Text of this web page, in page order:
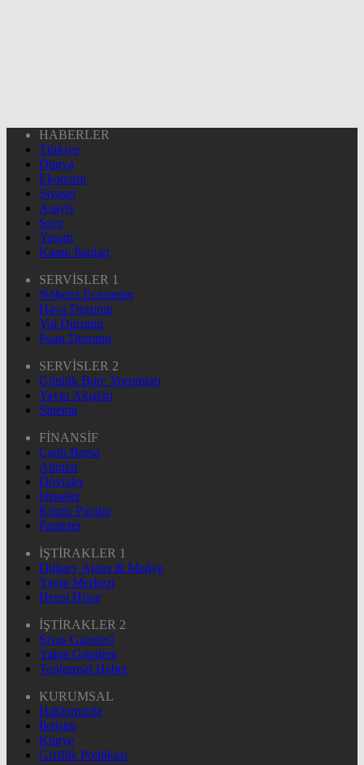
HABERLER
Türkiye
Dünya
Ekonomi
Siyaset
Asayiş
Spor
Yaşam
Kamu İlanları
SERVİSLER 1
Nöbetçi Eczaneler
Hava Durumu
Yol Durumu
Puan Durumu
SERVİSLER 2
Günlük Burç Yorumları
Yayın Akışları
Sinema
FİNANSİF
Canlı Borsa
Altınlar
Dövizler
Hisseler
Kripto Paralar
Pariteler
İŞTİRAKLER 1
Dijitary Ajans & Medya
Yayın Merkezi
Hepsi Hisse
İŞTİRAKLER 2
Sivas Gazetesi
Yakın Gündem
Toplumsal Haber
KURUMSAL
Hakkımızda
İletişim
Künye
Gizlilik Politikası